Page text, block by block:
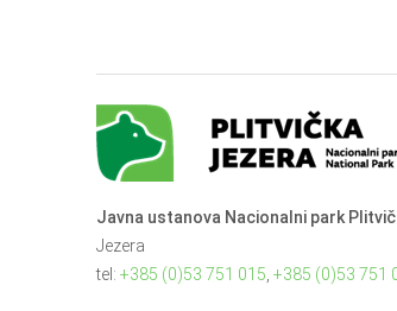
Javna ustanova Nacionalni park
Jezera
tel: +385 (0)53 751 015, +385 (0)53 751